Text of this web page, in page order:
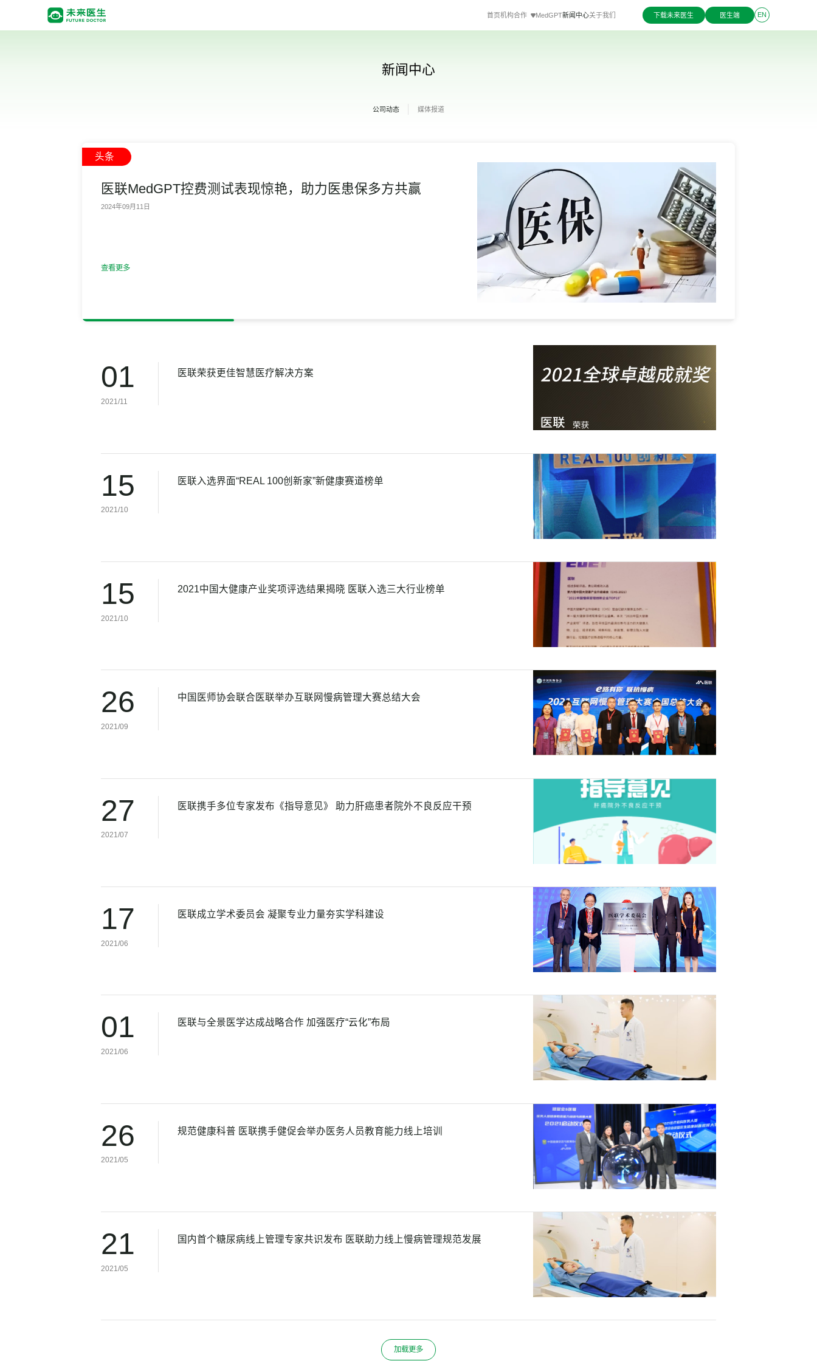
首页机构合作 MedGPT新闻中心关于我们 下载未来医生 医生端
立即体验
EN
新闻中心
公司动态 媒体报道
头条
医联MedGPT控费测试表现惊艳，助力医患保多方共赢
2024年09月11日
查看更多
01
2021/11
医联荣获更佳智慧医疗解决方案
15
2021/10
医联入选界面“REAL 100创新家”新健康赛道榜单
15
2021/10
2021中国大健康产业奖项评选结果揭晓 医联入选三大行业榜单
26
2021/09
中国医师协会联合医联举办互联网慢病管理大赛总结大会
27
2021/07
医联携手多位专家发布《指导意见》 助力肝癌患者院外不良反应干预
17
2021/06
医联成立学术委员会 凝聚专业力量夯实学科建设
01
2021/06
医联与全景医学达成战略合作 加强医疗“云化”布局
26
2021/05
规范健康科普 医联携手健促会举办医务人员教育能力线上培训
21
2021/05
国内首个糖尿病线上管理专家共识发布 医联助力线上慢病管理规范发展
加载更多